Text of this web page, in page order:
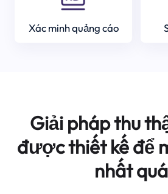
Xác minh quảng cáo
Giải pháp thu
được thiết kế để
nhất